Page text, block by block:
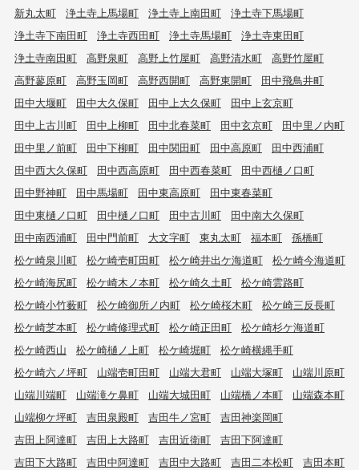
新丸太町
浄土寺上馬場町 浄土寺上南田町
浄土寺下馬場町
浄土寺下南田町
浄土寺西田町 浄土寺馬場町
浄土寺東田町
浄土寺南田町
高野泉町 高野上竹屋町 高野清水町
高野竹屋町
高野蓼原町
高野玉岡町 高野西開町 高野東開町
田中飛鳥井町
田中大堰町
田中大久保町 田中上大久保町
田中上玄京町
田中上古川町
田中上柳町 田中北春菜町 田中玄京町
田中里ノ内町
田中里ノ前町
田中下柳町 田中関田町 田中高原町
田中西浦町
田中西大久保町
田中西高原町 田中西春菜町
田中西樋ノ口町
田中野神町
田中馬場町 田中東高原町
田中東春菜町
田中東樋ノ口町
田中樋ノ口町 田中古川町
田中南大久保町
田中南西浦町
田中門前町 大文字町 東丸太町 福本町
孫橋町
松ケ崎泉川町
松ケ崎壱町田町 松ケ崎井出ケ海道町
松ケ崎今海道町
松ケ崎海尻町
松ケ崎木ノ本町 松ケ崎久土町
松ケ崎雲路町
松ケ崎小竹薮町
松ケ崎御所ノ内町 松ケ崎桜木町
松ケ崎三反長町
松ケ崎芝本町
松ケ崎修理式町 松ケ崎正田町
松ケ崎杉ケ海道町
松ケ崎西山
松ケ崎樋ノ上町 松ケ崎堀町
松ケ崎横縄手町
松ケ崎六ノ坪町
山端壱町田町 山端大君町 山端大塚町
山端川原町
山端川端町
山端滝ケ鼻町 山端大城田町 山端橋ノ本町
山端森本町
山端柳ケ坪町
吉田泉殿町 吉田牛ノ宮町
吉田神楽岡町
吉田上阿達町
吉田上大路町 吉田近衛町
吉田下阿達町
吉田下大路町
吉田中阿達町 吉田中大路町 吉田二本松町
吉田本町